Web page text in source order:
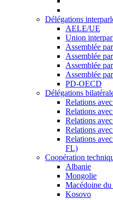
Délégations
AELE/UE
Union
Assemblée
Assemblée
Assemblée
Assemblée
PD-OECD
Délégations
Relations
Relations
Relations
Relations
Relations
FL)
Coopération
Albanie
Mongolie
Macédoine
Kosovo